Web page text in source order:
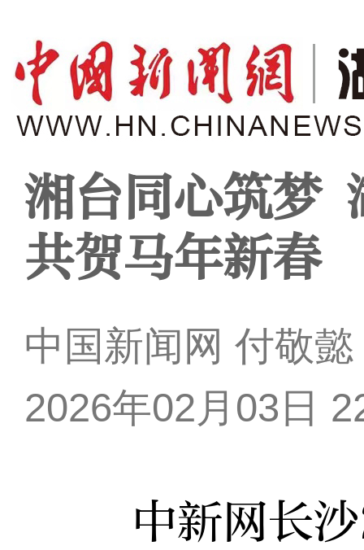
湘台同心筑梦
共贺马年新春
中国新闻网 付敬
2026年02月03日
中新网长沙